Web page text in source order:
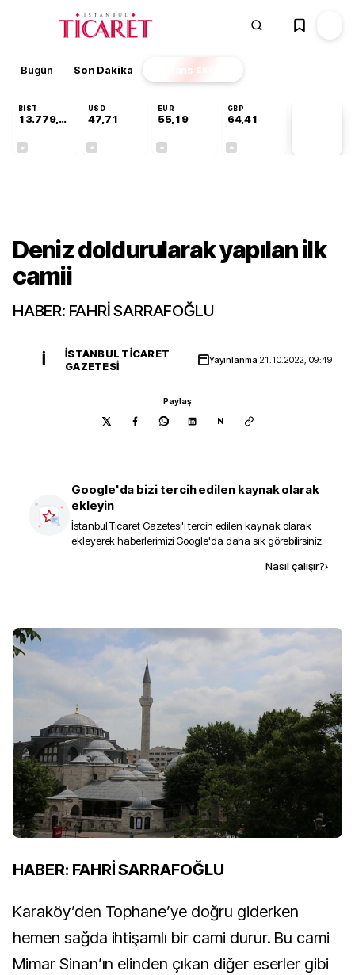
Bugün Son Dakika Finans EKSTRA
BIST
13.779,39
USD
47,71
EUR
55,19
GBP
64,41
Deniz doldurularak yapılan ilk
camii
HABER: FAHRİ SARRAFOĞLU
İ
İSTANBUL TICARET
GAZETESI
Yayınlanma 21.10.2022, 09:49
Paylaş
N
Google'da bizi tercih edilen kaynak olarak
ekleyin
İstanbul Ticaret Gazetesi'i tercih edilen kaynak olarak
ekleyerek haberlerimizi Google'da daha sık görebilirsiniz.
Nasıl çalışır?›
HABER: FAHRİ SARRAFOĞLU
Karaköy’den Tophane’ye doğru giderken
hemen sağda ihtişamlı bir cami durur. Bu cami
Mimar Sinan’ın elinden çıkan diğer eserler gibi